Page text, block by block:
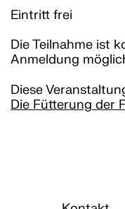
Haus Coburg
Städtische
Sammlung
Artothek
Kunstpreis
Eintritt frei
Die Teilnahme ist
Anmeldung
Diese
Die Fütterung der